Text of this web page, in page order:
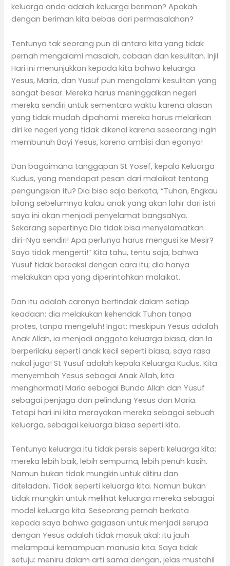
keluarga anda adalah keluarga beriman? Apakah
dengan beriman kita bebas dari permasalahan?
Tentunya tak seorang pun di antara kita yang tidak
pernah mengalami masalah, cobaan dan kesulitan. Injil
Hari ini menunjukkan kepada kita bahwa keluarga
Yesus, Maria, dan Yusuf pun mengalami kesulitan yang
sangat besar. Mereka harus meninggalkan negeri
mereka sendiri untuk sementara waktu karena alasan
yang tidak mudah dipahami: mereka harus melarikan
diri ke negeri yang tidak dikenal karena seseorang ingin
membunuh Bayi Yesus, karena ambisi dan egonya!
Dan bagaimana tanggapan St Yosef, kepala Keluarga
Kudus, yang mendapat pesan dari malaikat tentang
pengungsian itu? Dia bisa saja berkata, “Tuhan, Engkau
bilang sebelumnya kalau anak yang akan lahir dari istri
saya ini akan menjadi penyelamat bangsaNya.
Sekarang sepertinya Dia tidak bisa menyelamatkan
diri-Nya sendiri! Apa perlunya harus mengusi ke Mesir?
Saya tidak mengerti!” Kita tahu, tentu saja, bahwa
Yusuf tidak bereaksi dengan cara itu; dia hanya
melakukan apa yang diperintahkan malaikat.
Dan itu adalah caranya bertindak dalam setiap
keadaan: dia melakukan kehendak Tuhan tanpa
protes, tanpa mengeluh! Ingat: meskipun Yesus adalah
Anak Allah, ia menjadi anggota keluarga biasa, dan Ia
berperilaku seperti anak kecil seperti biasa, saya rasa
nakal juga! St Yusuf adalah kepala Keluarga Kudus. Kita
menyembah Yesus sebagai Anak Allah, kita
menghormati Maria sebagai Bunda Allah dan Yusuf
sebagai penjaga dan pelindung Yesus dan Maria.
Tetapi hari ini kita merayakan mereka sebagai sebuah
keluarga, sebagai keluarga biasa seperti kita.
Tentunya keluarga itu tidak persis seperti keluarga kita;
mereka lebih baik, lebih sempurna, lebih penuh kasih.
Namun bukan tidak mungkin untuk ditiru dan
diteladani. Tidak seperti keluarga kita. Namun bukan
tidak mungkin untuk melihat keluarga mereka sebagai
model keluarga kita. Seseorang pernah berkata
kepada saya bahwa gagasan untuk menjadi serupa
dengan Yesus adalah tidak masuk akal; itu jauh
melampaui kemampuan manusia kita. Saya tidak
setuju: meniru dalam arti sama dengan, jelas mustahil